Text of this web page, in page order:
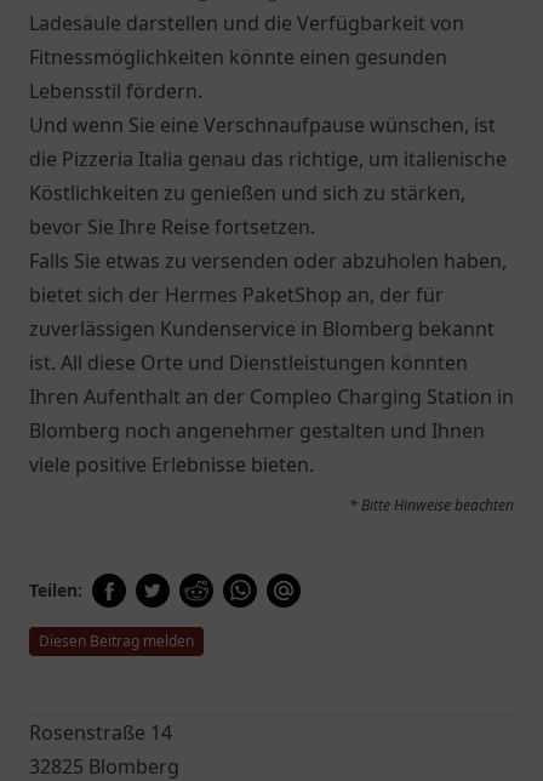
Ladesäule darstellen und die Verfügbarkeit von
Fitnessmöglichkeiten könnte einen gesunden
Lebensstil fördern.
Und wenn Sie eine Verschnaufpause wünschen, ist
die Pizzeria Italia genau das richtige, um italienische
Köstlichkeiten zu genießen und sich zu stärken,
bevor Sie Ihre Reise fortsetzen.
Falls Sie etwas zu versenden oder abzuholen haben,
bietet sich der Hermes PaketShop an, der für
zuverlässigen Kundenservice in Blomberg bekannt
ist. All diese Orte und Dienstleistungen könnten
Ihren Aufenthalt an der Compleo Charging Station in
Blomberg noch angenehmer gestalten und Ihnen
viele positive Erlebnisse bieten.
* Bitte Hinweise beachten
Teilen:
Diesen Beitrag melden
Rosenstraße 14
32825 Blomberg